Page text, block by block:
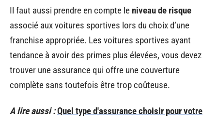
Il faut aussi prendre en compte le niveau de risque
associé aux voitures sportives lors du choix d’une
franchise appropriée. Les voitures sportives ayant
tendance à avoir des primes plus élevées, vous devez
trouver une assurance qui offre une couverture
complète sans toutefois être trop coûteuse.
A lire aussi :Quel type d'assurance choisir pour votre